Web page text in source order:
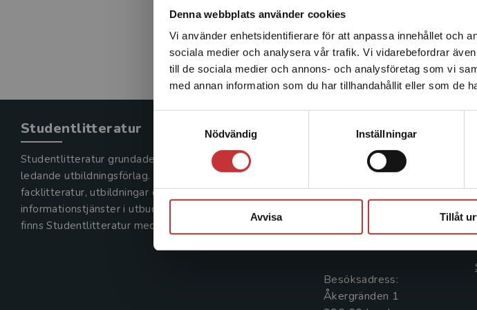
Denna webbplats använder cookies
Vi använder enhetsidentifierare för att anpassa innehållet och
sociala medier och analysera vår trafik. Vi vidarebefordrar
till de sociala medier och annons- och analysföretag som vi
med annan information som du har tillhandahållit eller som de
Nödvändig
Inställningar
Avvisa Tillåt
Det verkar som att du
enhet utanför Sverige. Vi
Sverige. För att kunna slutföra
leveransadressen vara i
Studentlitteratur
Studentlitteratur grundades 1963 och är idag Sveriges
ledande utbildningsförlag. Med läromedel, kurslitteratur,
facklitteratur, utbildningar och digitala
informationstjänster i utbudet,
finns Studentlitteratur med längs hela kunskapsresan.
Kontakta oss
Kontakta oss
046-31 20 00
Box 141
221 00 Lund
Besöksadress:
Åkergränden 1